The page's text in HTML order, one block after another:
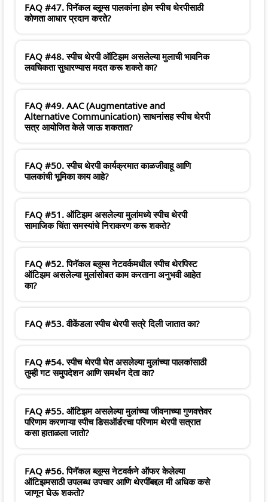
FAQ #47. पिनॅकल ब्लूम्स पालकांना होम स्पीच थेरपीसाठी
कोणता आधार प्रदान करते?
FAQ #48. स्पीच थेरपी ऑटिझम असलेल्या मुलाची भावनिक
लवचिकता सुधारण्यास मदत करू शकते का?
FAQ #49. AAC (Augmentative and
Alternative Communication) साधनांसह स्पीच थेरपी
सत्र आयोजित केले जाऊ शकतात?
FAQ #50. स्पीच थेरपी कार्यक्रमात काळजीवाहू आणि
पालकांची भूमिका काय आहे?
FAQ #51. ऑटिझम असलेल्या मुलांमध्ये स्पीच थेरपी
सामाजिक चिंता समस्यांचे निराकरण करू शकते?
FAQ #52. पिनॅकल ब्लूम्स नेटवर्कमधील स्पीच थेरपिस्ट
ऑटिझम असलेल्या मुलांसोबत काम करताना अनुभवी आहेत
का?
FAQ #53. वीकेंडला स्पीच थेरपी सत्रे दिली जातात का?
FAQ #54. स्पीच थेरपी घेत असलेल्या मुलांच्या पालकांसाठी
तुम्ही गट समुपदेशन आणि समर्थन देता का?
FAQ #55. ऑटिझम असलेल्या मुलांच्या जीवनाच्या गुणवत्तेवर
परिणाम करणाऱ्या स्पीच डिसऑर्डरचा परिणाम थेरपी सत्रात
कसा हाताळला जातो?
FAQ #56. पिनॅकल ब्लूम्स नेटवर्कने ऑफर केलेल्या
ऑटिझमसाठी उपलब्ध उपचार आणि थेरपींबद्दल मी अधिक कसे
जाणून घेऊ शकतो?